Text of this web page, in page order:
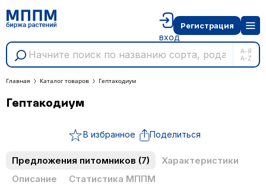
А-Я
A-Z
вход
Регистрация
Главная Каталог товаров Гептакодиум
Гептакодиум
В избранное Поделиться
Предложения питомников (7)
Характеристики
Описание
Статистика МППМ